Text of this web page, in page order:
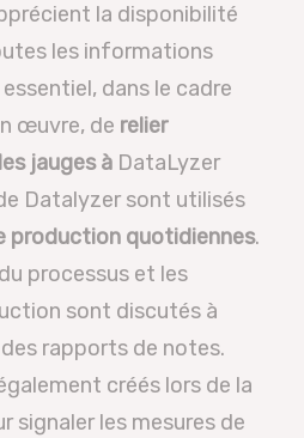
la disponibilité
les informations
dans le cadre
œuvre, de relier
les jauges à DataLyzer
Datalyzer sont utilisés
production quotidiennes.
processus et les
sont discutés à
rapports de notes.
créés lors de la
signaler les mesures de